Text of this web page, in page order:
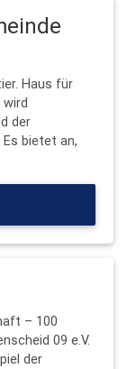
Haus für
wird
der
bietet an,
– 100
09 e.V.
der